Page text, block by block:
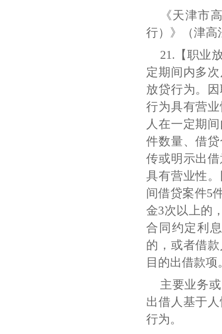
《天津市
行）》（津高
21.【职业
定期间内多
放贷行为。
行为具有营
人在一定期
件数量、借
传或明示出
具有营业性
间借贷案件5
金3次以上的
合同约定利
的，或者借
目的出借款项
主要业务
出借人基于
行为。